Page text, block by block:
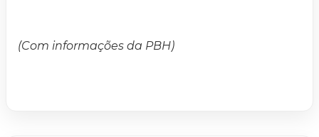
(Com informações da PBH)